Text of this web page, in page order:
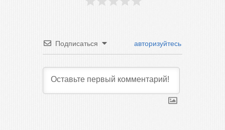
Подписаться авторизуйтесь